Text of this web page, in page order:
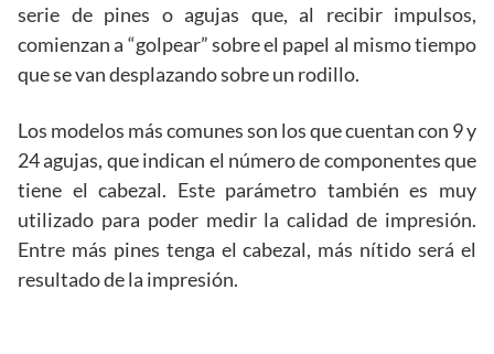
serie de pines o agujas que, al recibir impulsos,
comienzan a “golpear” sobre el papel al mismo tiempo
que se van desplazando sobre un rodillo.
Los modelos más comunes son los que cuentan con 9 y
24 agujas, que indican el número de componentes que
tiene el cabezal. Este parámetro también es muy
utilizado para poder medir la calidad de impresión.
Entre más pines tenga el cabezal, más nítido será el
resultado de la impresión.